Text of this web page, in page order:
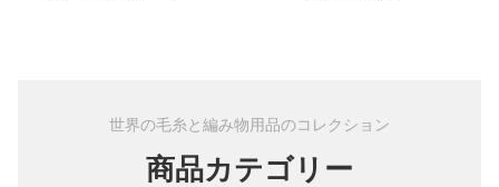
世界の毛糸と編み物用品のコレクション
商品カテゴリー